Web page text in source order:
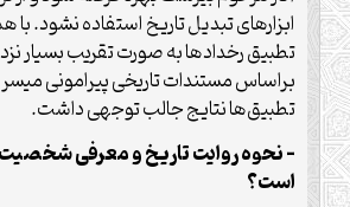
ابزارهای تبدیل تاریخ استفاده نشود.
تطبیق رخدادها به صورت تقریب بسیار
براساس مستندات تاریخی پیرامونی
تطبیق‌ها نتایج جالب توجهی داشت.
– نحوه روایت تاریخ و معرفی
است؟